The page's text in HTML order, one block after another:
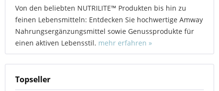
Von den beliebten NUTRILITE™ Produkten bis hin zu
feinen Lebensmitteln: Entdecken Sie hochwertige Amway
Nahrungsergänzungsmittel sowie Genussprodukte für
einen aktiven Lebensstil. mehr erfahren »
Topseller